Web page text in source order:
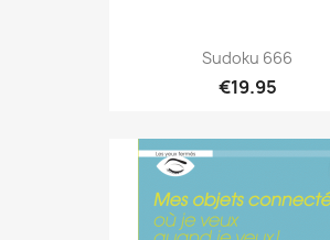
Sudoku 666
€19.95